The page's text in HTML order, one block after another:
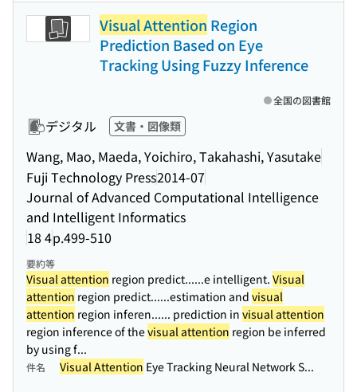
Visual Attention Region
Prediction Based on Eye
Tracking Using Fuzzy Inference
デジタル 文書・図像類
Wang, Mao, Maeda, Yoichiro, Takahashi, Yasutake
Fuji Technology Press2014-07
Journal of Advanced Computational Intelligence
and Intelligent Informatics
18 4p.499-510
全国の図書館
要約等
Visual attention region predict......e intelligent. Visual
attention region predict......estimation and visual
attention region inferen...... prediction in visual attention
region inference of thevisual attention region be inferred
by using f...
件名 Visual Attention Eye Tracking Neural Network S...